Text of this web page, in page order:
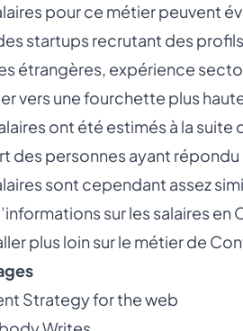
pour ce métier peuvent
startups recrutant des
étrangères, expérience
vers une fourchette plus
ont été estimés à la
des personnes ayant
sont cependant assez
sur les salaires
plus loin sur le métier de
Strategy for the web